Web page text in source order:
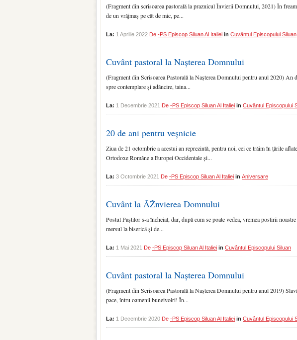
(Fragment din scrisoarea pastorală la praznicul Învierii Domnului, 2021) În
de un vrăjmaș pe cât de mic, pe...
La: 1 Aprilie 2022 De -PS Episcop Siluan Al Italiei in Cuvântul Episcopului Siluan
Cuvânt pastoral la Nașterea Domnului
(Fragment din Scrisoarea Pastorală la Nașterea Domnului pentru anul 2020) An
spre contemplare și adâncire, taina...
La: 1 Decembrie 2021 De -PS Episcop Siluan Al Italiei in Cuvântul Episcopului
20 de ani pentru veșnicie
Ziua de 21 octombrie a acestui an reprezintă, pentru noi, cei ce trăim în țările
Ortodoxe Române a Europei Occidentale și...
La: 3 Octombrie 2021 De -PS Episcop Siluan Al Italiei in Aniversare
Cuvânt la ÃŽnvierea Domnului
Postul Paștilor s‑a încheiat, dar, după cum se poate vedea, vremea postirii
mersul la biserică și de...
La: 1 Mai 2021 De -PS Episcop Siluan Al Italiei in Cuvântul Episcopului Siluan
Cuvânt pastoral la Nașterea Domnului
(Fragment din Scrisoarea Pastorală la Nașterea Domnului pentru anul 2019)
pace, întru oamenii buneivoiri! În...
La: 1 Decembrie 2020 De -PS Episcop Siluan Al Italiei in Cuvântul Episcopului